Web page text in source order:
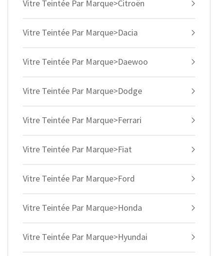
Vitre Teintée Par Marque>Citroën
Vitre Teintée Par Marque>Dacia
Vitre Teintée Par Marque>Daewoo
Vitre Teintée Par Marque>Dodge
Vitre Teintée Par Marque>Ferrari
Vitre Teintée Par Marque>Fiat
Vitre Teintée Par Marque>Ford
Vitre Teintée Par Marque>Honda
Vitre Teintée Par Marque>Hyundai